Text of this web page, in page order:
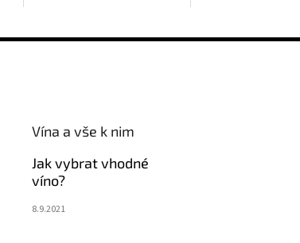
Vína a vše k nim
Jak vybrat vhodné
víno?
8.9.2021